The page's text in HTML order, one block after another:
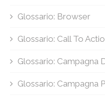
Glossario: Browser
Glossario: Call To
Glossario: Campagna
Glossario: Campagna